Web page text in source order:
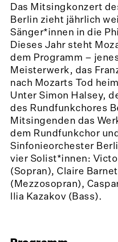
Das Mitsingkonzert
Berlin zieht jährlich
Sänger*innen in die
Dieses Jahr steht
dem Programm –
Meisterwerk, das
nach Mozarts Tod
Unter Simon Halsey,
des Rundfunkchores
Mitsingenden das
dem Rundfunkchor
Sinfonieorchester
vier Solist*innen:
(Sopran), Claire
(Mezzosopran),
Ilia Kazakov (Bass).